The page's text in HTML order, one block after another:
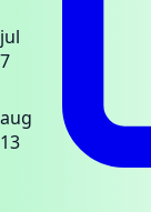
jul
7
aug
13